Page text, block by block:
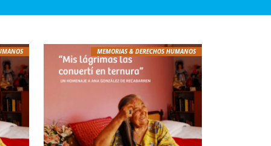
MEMORIAS & DERECHOS HUMANOS